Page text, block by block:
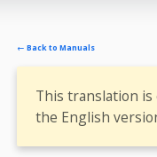
← Back to Manuals
This translation is
the English